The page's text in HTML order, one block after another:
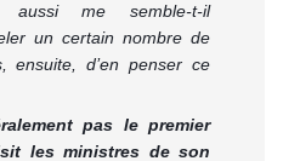
aussi me semble-t-il
un certain nombre de
ensuite, d’en penser ce
pas le premier
les ministres de son